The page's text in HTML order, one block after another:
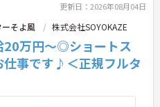
更新日：2026年08月04日
そよ風 株式会社SOYOKAZE
20万円～◎ショートス
仕事です♪＜正規フルタ